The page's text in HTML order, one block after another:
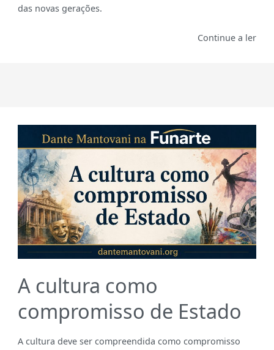
das novas gerações.
Continue a ler
A cultura como
compromisso de Estado
A cultura deve ser compreendida como compromisso